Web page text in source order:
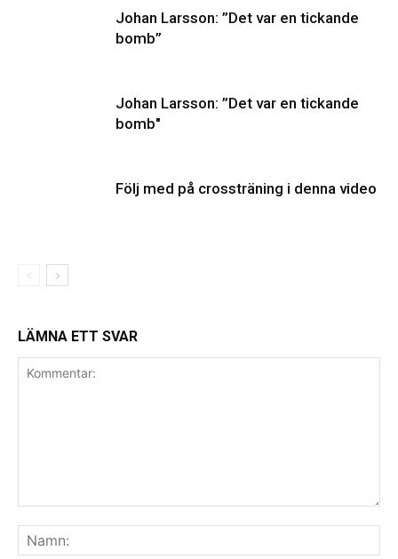
Johan Larsson: ”Det var en tickande
bomb”
Johan Larsson: ”Det var en tickande
bomb"
Följ med på crossträning i denna video
LÄMNA ETT SVAR